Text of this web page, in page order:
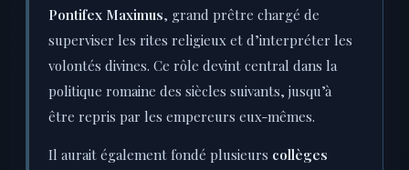
Pontifex Maximus, grand prêtre chargé de
superviser les rites religieux et d’interpréter les
volontés divines. Ce rôle devint central dans la
politique romaine des siècles suivants, jusqu’à
être repris par les empereurs eux-mêmes.
Il aurait également fondé plusieurs collèges